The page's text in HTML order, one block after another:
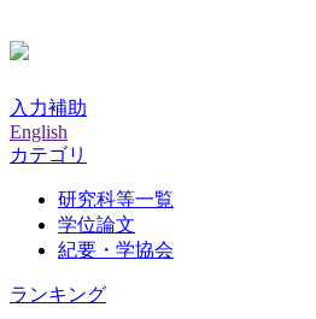
入力補助
English
カテゴリ
研究科等一覧
学位論文
紀要・学協会
ランキング